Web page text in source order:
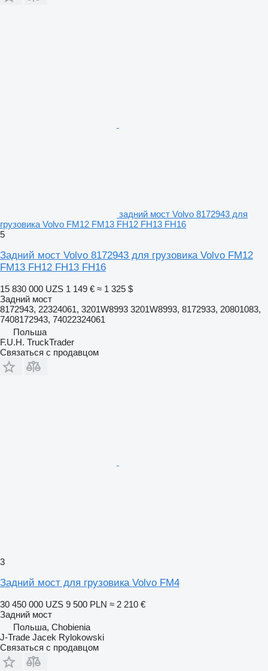
задний мост Volvo 8172943 для
грузовика Volvo FM12 FM13 FH12 FH13 FH16
5
Задний мост Volvo 8172943 для грузовика Volvo FM12
FM13 FH12 FH13 FH16
15 830 000 UZS 1 149 € ≈ 1 325 $
Задний мост
8172943, 22324061, 3201W8993 3201W8993, 8172933, 20801083,
7408172943, 74022324061
Польша
F.U.H. TruckTrader
Связаться с продавцом
3
Задний мост для грузовика Volvo FM4
30 450 000 UZS 9 500 PLN ≈ 2 210 €
Задний мост
Польша, Chobienia
J-Trade Jacek Rylokowski
Связаться с продавцом